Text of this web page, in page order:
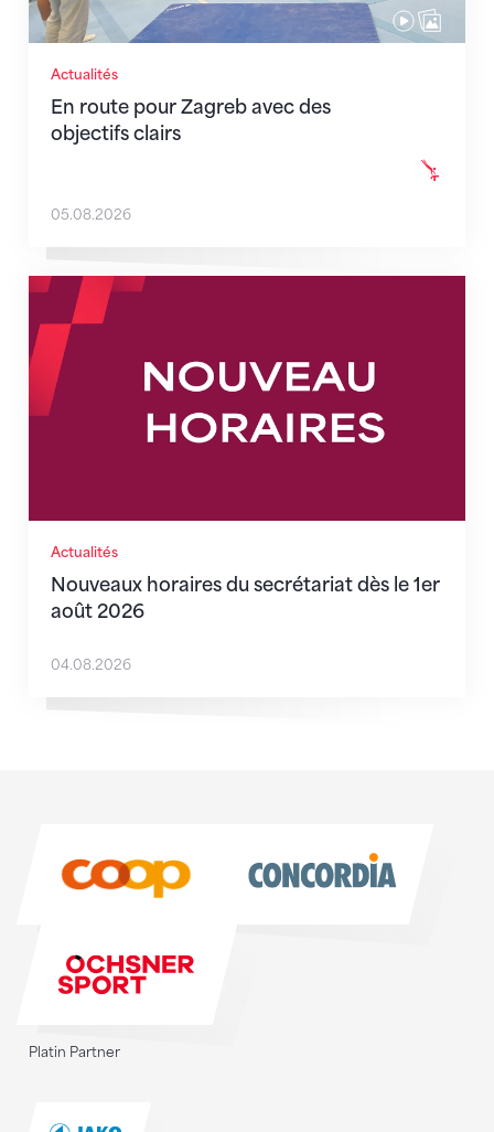
Actualités
En route pour Zagreb avec des
objectifs clairs
05.08.2026
Actualités
Nouveaux horaires du secrétariat dès le 1er
août 2026
Nouveaux horaires du secrétariat dès le 1er août
04.08.2026
Platin Partner